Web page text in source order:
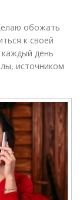
обожать
к своей
каждый день
источником